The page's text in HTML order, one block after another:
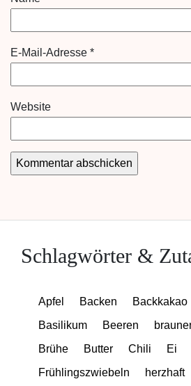
E-Mail-Adresse *
Website
Schlagwörter &
Apfel Backen Backkakao
Basilikum
Beeren
Brühe
Butter Chili Ei
Frühlingszwiebeln
herzhaft